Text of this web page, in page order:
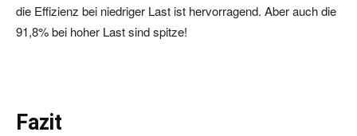
die Effizienz bei niedriger Last ist hervorragend. Aber auch die
91,8% bei hoher Last sind spitze!
Fazit